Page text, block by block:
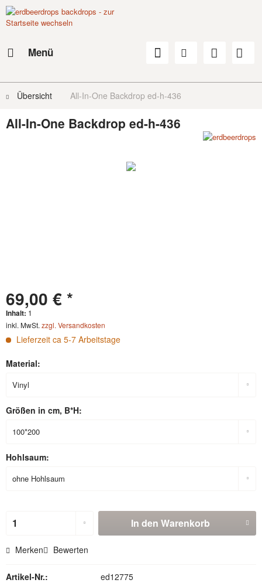
Menü
Übersicht All-In-One Backdrop ed-h-436
All-In-One Backdrop ed-h-436
69,00 € *
Inhalt: 1
inkl. MwSt. zzgl. Versandkosten
Lieferzeit ca 5-7 Arbeitstage
Material:
Größen in cm, B*H:
Hohlsaum:
In den Warenkorb
Merken Bewerten
Artikel-Nr.: ed12775